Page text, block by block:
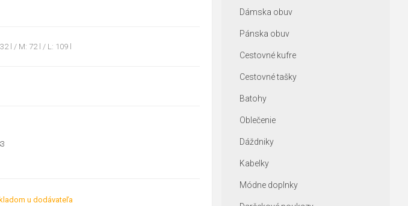
l / M: 72 l / L: 109 l
u dodávateľa
Dámska obuv
Pánska obuv
Cestovné kufre
Cestovné tašky
Batohy
Oblečenie
Dáždniky
Kabelky
Módne doplnky